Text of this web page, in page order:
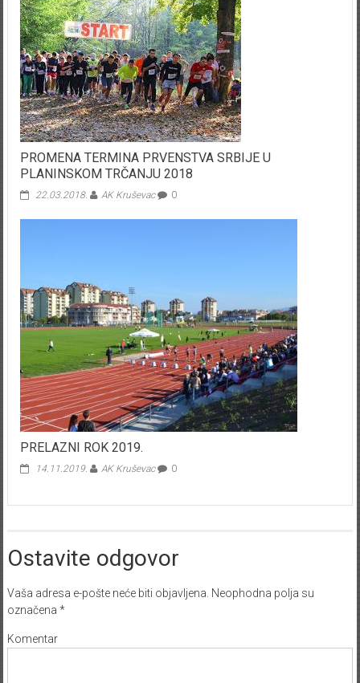
PROMENA TERMINA PRVENSTVA SRBIJE U
PLANINSKOM TRČANJU 2018
22.03.2018. AK Kruševac 0
PRELAZNI ROK 2019.
14.11.2019. AK Kruševac 0
Ostavite odgovor
Vaša adresa e-pošte neće biti objavljena. Neophodna polja su
označena *
Komentar